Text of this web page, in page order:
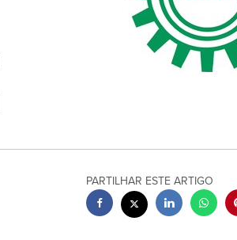
PARTILHAR ESTE ARTIGO